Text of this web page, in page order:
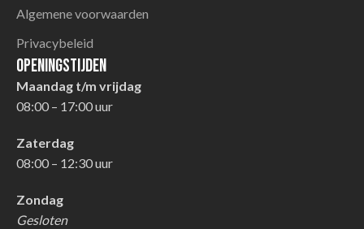
Algemene voorwaarden
Privacybeleid
Openingstijden
Maandag t/m vrijdag
08:00 – 17:00 uur
Zaterdag
08:00 – 12:30 uur
Zondag
Gesloten